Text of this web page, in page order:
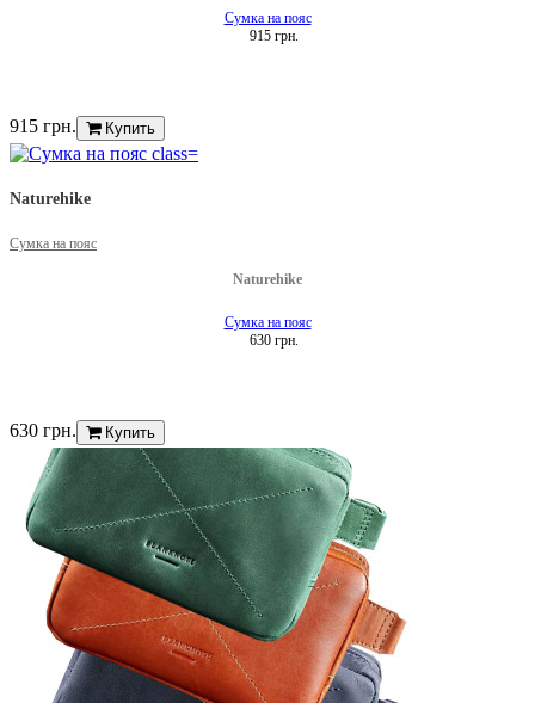
Сумка на пояс
915 грн.
915 грн. Купить
Naturehike
Сумка на пояс
Naturehike
Сумка на пояс
630 грн.
630 грн. Купить